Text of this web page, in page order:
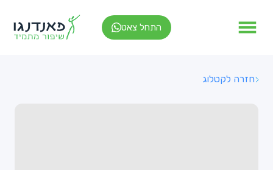
התחל צאט
חזרה לקטלוג